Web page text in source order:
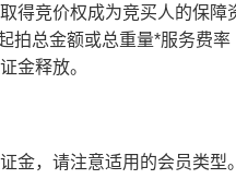
得竞价权成为竞买人的保障
拍总金额或总重量*服务费率
金释放。
金，请注意适用的会员类型